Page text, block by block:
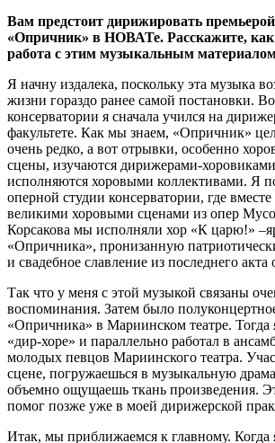
Вам предстоит дирижировать
«Опричник» в НОВАТе. Расскажите,
работа с этим музыкальным
Я начну издалека, поскольку эта музыка
жизни гораздо ранее самой постановки.
консерватории я сначала учился на
факультете. Как мы знаем, «Опричник»
очень редко, а вот отрывки, особенно
сцены, изучаются дирижерами-
исполняются хоровыми коллективами. Я
оперной студии консерватории, где
великими хоровыми сценами из опер
Корсакова мы исполняли хор «К царю!»
«Опричника», пронизанную
и свадебное славление из последнего акта
Так что у меня с этой музыкой связаны
воспоминания. Затем было
«Опричника» в Мариинском театре. Тогда
«дир-хоре» и параллельно работал в
молодых певцов Мариинского театра.
сцене, погружаешься в музыкальную
объемно ощущаешь ткань произведения.
помог позже уже в моей дирижерской
Итак, мы приближаемся к главному. Когда